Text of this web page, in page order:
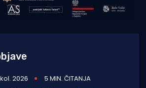
2026
5 MIN. ČITANJA